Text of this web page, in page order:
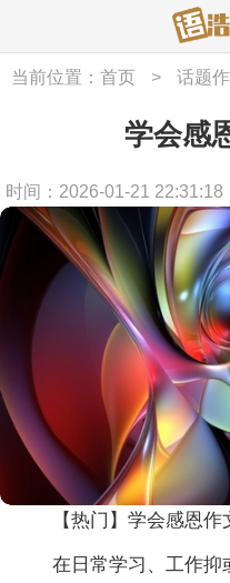
当前位置： 首页 > 话题
学会感
时间：2026-01-21 22:31:18
【热门】学会感恩
在日常学习、工作抑